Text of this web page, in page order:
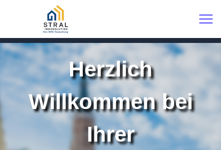
Herzlich
Willkommen bei
Ihrer